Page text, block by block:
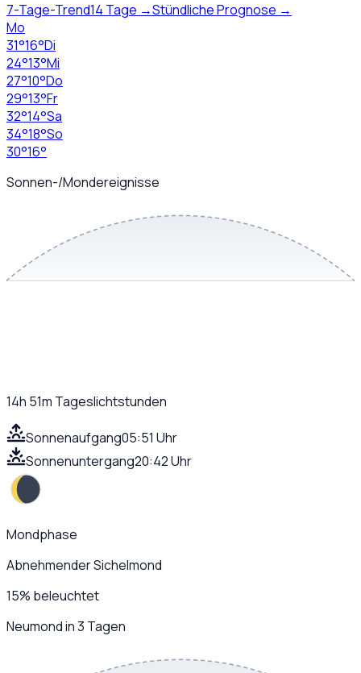
7-Tage-Trend14 Tage →Stündliche Prognose →
Mo
31°16°Di
24°13°Mi
27°10°Do
29°13°Fr
32°14°Sa
34°18°So
30°16°
Sonnen-/Mondereignisse
14h 51m Tageslichtstunden
Sonnenaufgang05:51 Uhr
Sonnenuntergang20:42 Uhr
Mondphase
Abnehmender Sichelmond
15% beleuchtet
Neumond in 3 Tagen